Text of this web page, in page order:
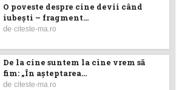
O poveste despre cine devii când
iubești – fragment...
deciteste-ma.ro
De la cine suntem la cine vrem să
fim: „În așteptarea...
deciteste-ma.ro